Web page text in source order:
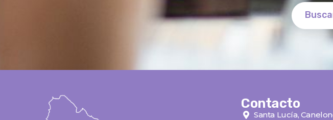
Contacto
Santa Lucía,